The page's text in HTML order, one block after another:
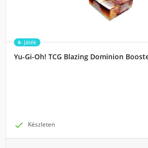
Játék
Yu-Gi-Oh! TCG Blazing Dominion
 Készleten